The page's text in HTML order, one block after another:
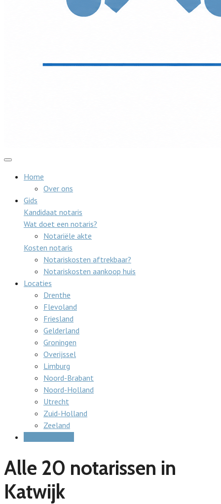
Home
Over ons
Gids
Kandidaat notaris
Wat doet een notaris?
Notariële akte
Kosten notaris
Notariskosten aftrekbaar?
Notariskosten aankoop huis
Locaties
Drenthe
Flevoland
Friesland
Gelderland
Groningen
Overijssel
Limburg
Noord-Brabant
Noord-Holland
Utrecht
Zuid-Holland
Zeeland
Alle 20 notarissen in
Katwijk